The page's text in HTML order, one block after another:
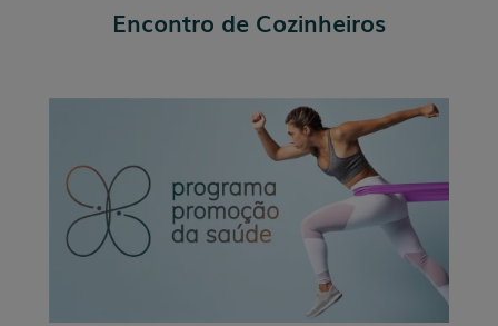
Encontro de Cozinheiros